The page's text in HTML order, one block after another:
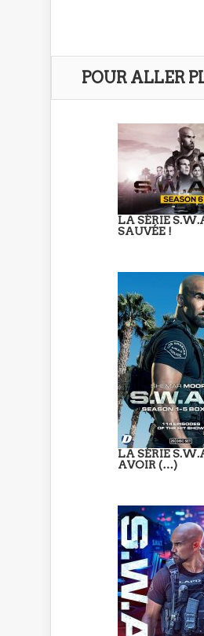
POUR ALLER
LA SÉRIE
SAUVÉE !
LA SÉRIE
AVOIR (…)